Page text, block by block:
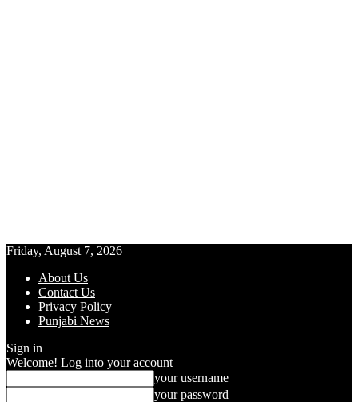
Friday, August 7, 2026
About Us
Contact Us
Privacy Policy
Punjabi News
Sign in
Welcome! Log into your account
your username
your password